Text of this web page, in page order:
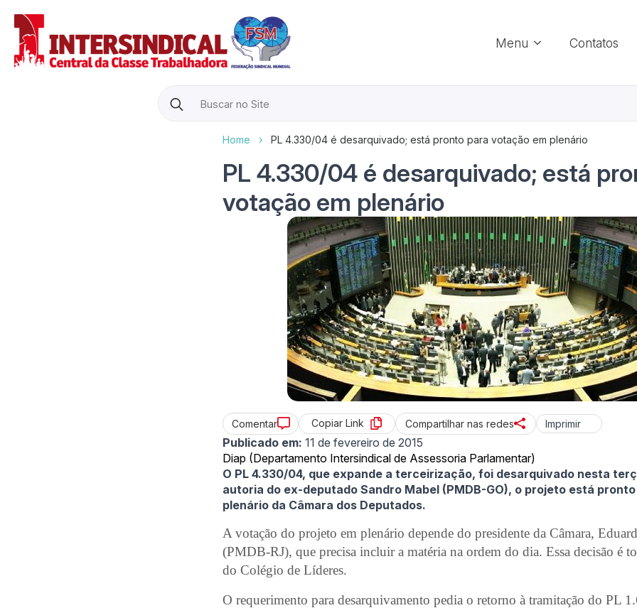
Menu Contatos
Search
for:
Home › PL 4.330/04 é desarquivado; está pronto para votação em plenário
PL 4.330/04 é desarquivado; está
votação em plenário
Comentar Copiar Link Compartilhar nas redes Imprimir
Publicado em: 11 de fevereiro de 2015
Diap (Departamento Intersindical de Assessoria Parlamentar)
O PL 4.330/04, que expande a terceirização, foi desarquivado nesta
autoria do ex-deputado Sandro Mabel (PMDB-GO), o projeto está
plenário da Câmara dos Deputados.
A votação do projeto em plenário depende do presidente da Câmara,
(PMDB-RJ), que precisa incluir a matéria na ordem do dia. Essa decisão é
do Colégio de Líderes.
O requerimento para desarquivamento pedia o retorno à tramitação do PL